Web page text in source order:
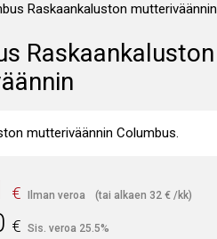
Raskaankaluston mutteriväännin
Raskaankaluston
mutteriväännin Columbus.
€ Ilman veroa (tai alkaen 32 € /kk)
€ Sis. veroa 25.5%